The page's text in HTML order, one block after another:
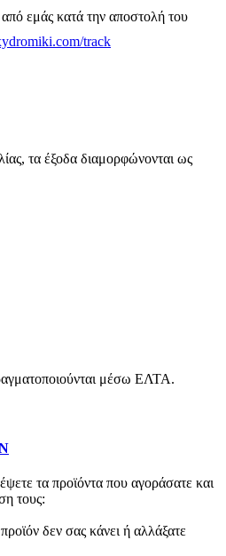
εμάς κατά την αποστολή του
track
τα έξοδα διαμορφώνονται ως
μέσω ΕΛΤΑ.
τα προϊόντα που αγοράσατε και
τους:
δεν σας κάνει ή αλλάξατε